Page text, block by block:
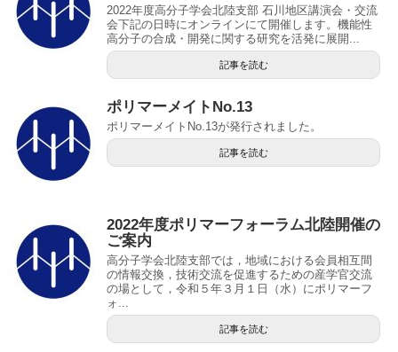
2022年度高分子学会北陸支部 石川地区講演会・交流
会下記の日時にオンラインにて開催します。機能性
高分子の合成・開発に関する研究を活発に展開...
記事を読む
ポリマーメイトNo.13
ポリマーメイトNo.13が発行されました。
記事を読む
2022年度ポリマーフォーラム北陸開催の
ご案内
高分子学会北陸支部では，地域における会員相互間
の情報交換，技術交流を促進するための産学官交流
の場として，令和５年３月１日（水）にポリマーフ
ォ...
記事を読む